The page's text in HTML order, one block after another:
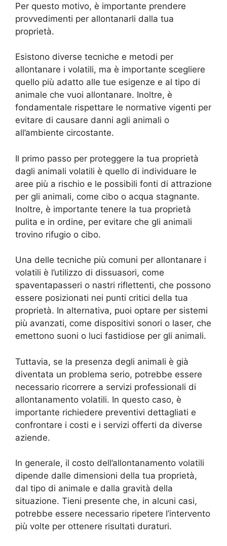
Per questo motivo, è importante prendere
provvedimenti per allontanarli dalla tua
proprietà.
Esistono diverse tecniche e metodi per
allontanare i volatili, ma è importante scegliere
quello più adatto alle tue esigenze e al tipo di
animale che vuoi allontanare. Inoltre, è
fondamentale rispettare le normative vigenti per
evitare di causare danni agli animali o
all’ambiente circostante.
Il primo passo per proteggere la tua proprietà
dagli animali volatili è quello di individuare le
aree più a rischio e le possibili fonti di attrazione
per gli animali, come cibo o acqua stagnante.
Inoltre, è importante tenere la tua proprietà
pulita e in ordine, per evitare che gli animali
trovino rifugio o cibo.
Una delle tecniche più comuni per allontanare i
volatili è l’utilizzo di dissuasori, come
spaventapasseri o nastri riflettenti, che possono
essere posizionati nei punti critici della tua
proprietà. In alternativa, puoi optare per sistemi
più avanzati, come dispositivi sonori o laser, che
emettono suoni o luci fastidiose per gli animali.
Tuttavia, se la presenza degli animali è già
diventata un problema serio, potrebbe essere
necessario ricorrere a servizi professionali di
allontanamento volatili. In questo caso, è
importante richiedere preventivi dettagliati e
confrontare i costi e i servizi offerti da diverse
aziende.
In generale, il costo dell’allontanamento volatili
dipende dalle dimensioni della tua proprietà,
dal tipo di animale e dalla gravità della
situazione. Tieni presente che, in alcuni casi,
potrebbe essere necessario ripetere l’intervento
più volte per ottenere risultati duraturi.